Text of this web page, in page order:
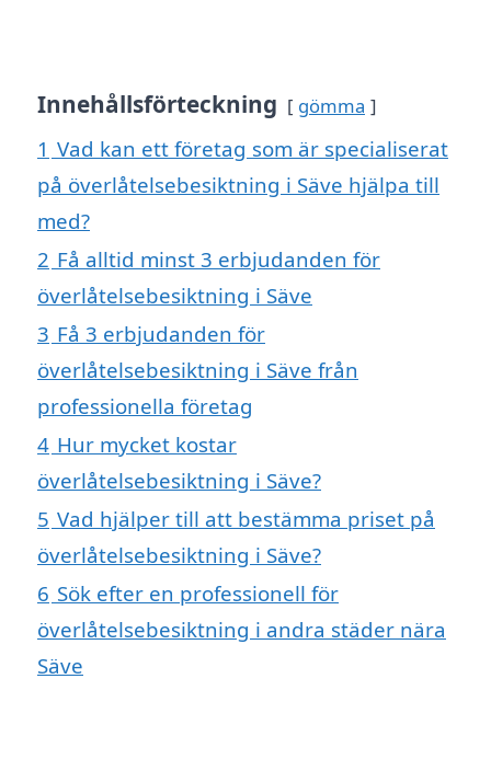
Innehållsförteckning gömma
1 Vad kan ett företag som är specialiserat
på överlåtelsebesiktning i Säve hjälpa till
med?
2 Få alltid minst 3 erbjudanden för
överlåtelsebesiktning i Säve
3 Få 3 erbjudanden för
överlåtelsebesiktning i Säve från
professionella företag
4 Hur mycket kostar
överlåtelsebesiktning i Säve?
5 Vad hjälper till att bestämma priset på
överlåtelsebesiktning i Säve?
6 Sök efter en professionell för
överlåtelsebesiktning i andra städer nära
Säve